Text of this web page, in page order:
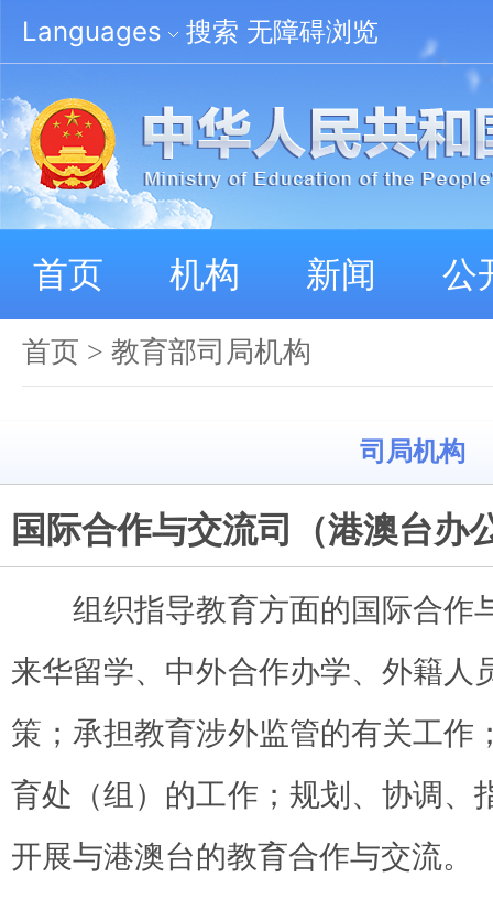
Languages 搜索 无障碍浏览
首页 机构 新闻 公
首页 > 教育部司局机构
司局机构
国际合作与交流司（港澳台办
组织指导教育方面的国际合作
来华留学、中外合作办学、外籍人
策；承担教育涉外监管的有关工作
育处（组）的工作；规划、协调、
开展与港澳台的教育合作与交流。